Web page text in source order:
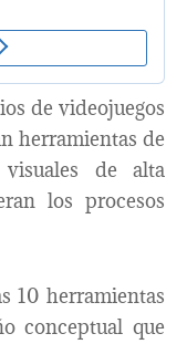
de videojuegos
herramientas de
de alta
los procesos
10 herramientas
conceptual que